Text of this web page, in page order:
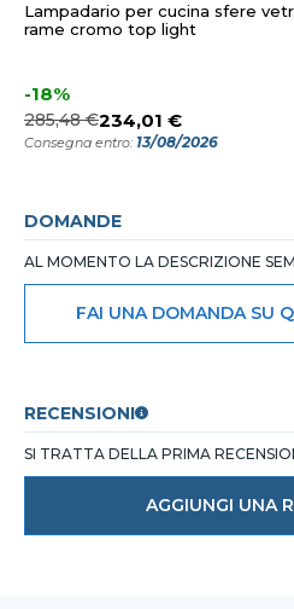
Lampadario per cucina sfere
rame cromo top light
-18%
285,48 €234,01 €
Consegna entro: 13/08/2026
DOMANDE
AL MOMENTO LA DESCRIZIONE
FAI UNA DOMANDA SU
RECENSIONI
SI TRATTA DELLA PRIMA
AGGIUNGI UNA